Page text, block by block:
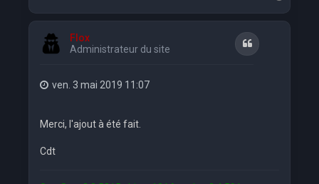
a
Flox
Administrateur du site
Citation
ven. 3 mai 2019 11:07
Merci, l'ajout à été fait.
Cdt